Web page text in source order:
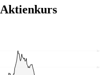
Aktienkurs
2.659
3.095